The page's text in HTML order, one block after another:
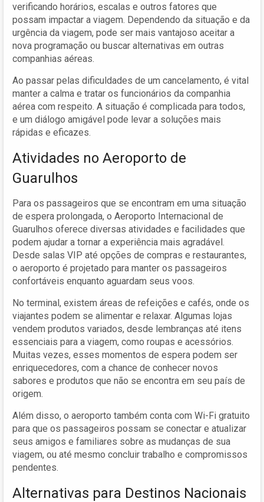
verificando horários, escalas e outros fatores que
possam impactar a viagem. Dependendo da situação e da
urgência da viagem, pode ser mais vantajoso aceitar a
nova programação ou buscar alternativas em outras
companhias aéreas.
Ao passar pelas dificuldades de um cancelamento, é vital
manter a calma e tratar os funcionários da companhia
aérea com respeito. A situação é complicada para todos,
e um diálogo amigável pode levar a soluções mais
rápidas e eficazes.
Atividades no Aeroporto de
Guarulhos
Para os passageiros que se encontram em uma situação
de espera prolongada, o Aeroporto Internacional de
Guarulhos oferece diversas atividades e facilidades que
podem ajudar a tornar a experiência mais agradável.
Desde salas VIP até opções de compras e restaurantes,
o aeroporto é projetado para manter os passageiros
confortáveis enquanto aguardam seus voos.
No terminal, existem áreas de refeições e cafés, onde os
viajantes podem se alimentar e relaxar. Algumas lojas
vendem produtos variados, desde lembranças até itens
essenciais para a viagem, como roupas e acessórios.
Muitas vezes, esses momentos de espera podem ser
enriquecedores, com a chance de conhecer novos
sabores e produtos que não se encontra em seu país de
origem.
Além disso, o aeroporto também conta com Wi-Fi gratuito
para que os passageiros possam se conectar e atualizar
seus amigos e familiares sobre as mudanças de sua
viagem, ou até mesmo concluir trabalho e compromissos
pendentes.
Alternativas para Destinos Nacionais